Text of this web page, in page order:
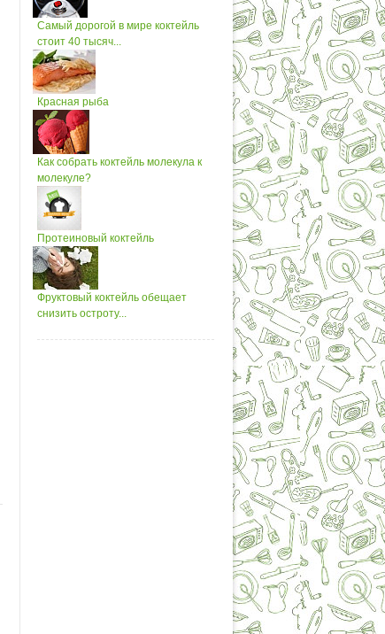
Самый дорогой в мире коктейль
стоит 40 тысяч...
Красная рыба
Как собрать коктейль молекула к
молекуле?
Протеиновый коктейль
Фруктовый коктейль обещает
снизить остроту...